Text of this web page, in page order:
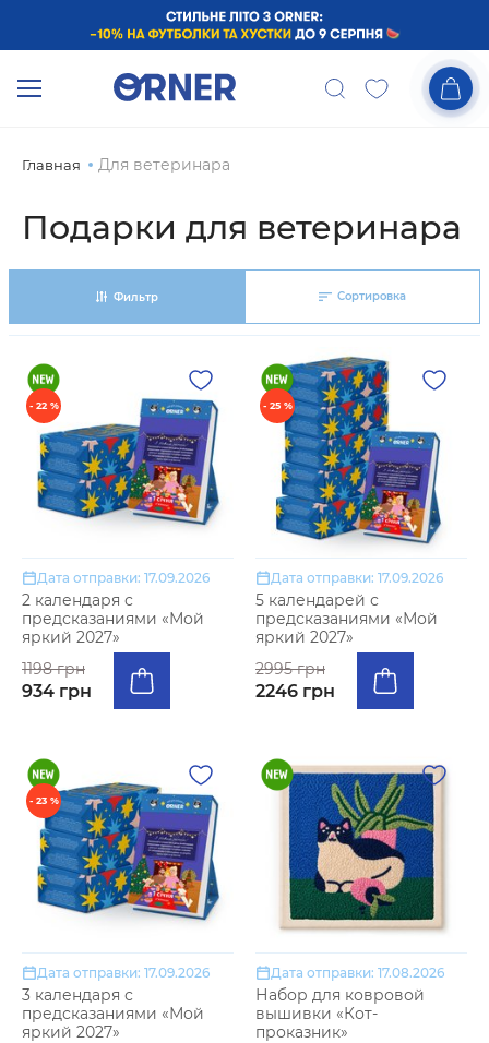
Главная Для ветеринара
Подарки для ветеринара
Фильтр Сортировка
- 22 %
Дата отправки: 17.09.2026
2 календаря с
предсказаниями «Мой
яркий 2027»
1198 грн
934 грн
- 25 %
Дата отправки: 17.09.2026
5 календарей с
предсказаниями «Мой
яркий 2027»
2995 грн
2246 грн
- 23 %
Дата отправки: 17.09.2026
3 календаря с
предсказаниями «Мой
яркий 2027»
Дата отправки: 17.08.2026
Набор для ковровой
вышивки «Кот-
проказник»